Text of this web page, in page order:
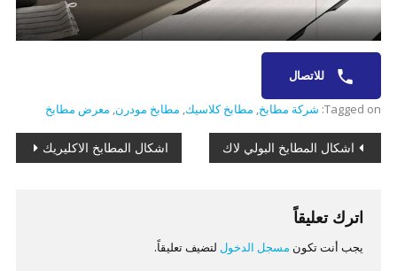
للاتصال
Tagged on: شركة مطابخ, مطابخ كلاسيك, مطابخ مودرن, معرض مطابخ
تصفّح
اشكال المطابخ البولي لاك اشكال المطابخ الاكليريك
اترك تعليقاً
يجب أنت تكون مسجل الدخول لتضيف تعليقاً.